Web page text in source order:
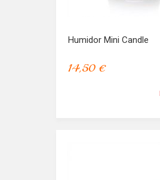
Humidor Mini Candle
14,50 €